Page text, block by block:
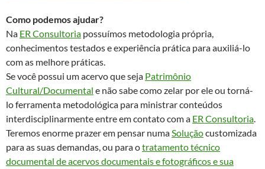
Como podemos ajudar?
Na ER Consultoria possuímos metodologia própria,
conhecimentos testados e experiência prática para auxiliá-lo
com as melhore práticas.
Se você possui um acervo que seja Patrimônio
Cultural/Documental e não sabe como zelar por ele ou torná-
lo ferramenta metodológica para ministrar conteúdos
interdisciplinarmente entre em contato com a ER Consultoria.
Teremos enorme prazer em pensar numaSoluçãocustomizada
para as suas demandas, ou para otratamento técnico
documental de acervos documentais e fotográficos e sua